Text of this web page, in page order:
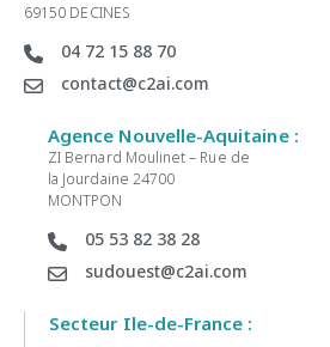
69150 DECINES
04 72 15 88 70
contact@c2ai.com
Agence Nouvelle-Aquitaine :
ZI Bernard Moulinet – Rue de
la Jourdaine 24700
MONTPON
05 53 82 38 28
sudouest@c2ai.com
Secteur Ile-de-France :